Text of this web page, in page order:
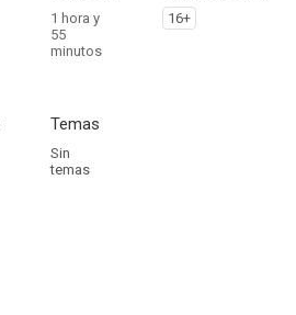
1 hora y
55
minutos
16+
Temas
Sin
temas